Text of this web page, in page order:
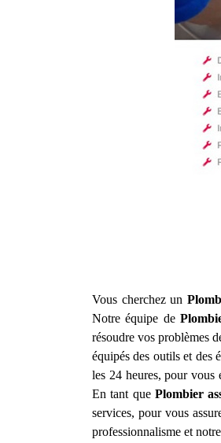
Vous cherchez un
Notre équipe de
résoudre vos problèmes
équipés des outils et des
les 24 heures, pour vous
En tant que Plombier
services, pour vous
professionnalisme et